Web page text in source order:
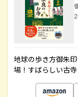
地球の歩き方御朱
場！すばらしい古